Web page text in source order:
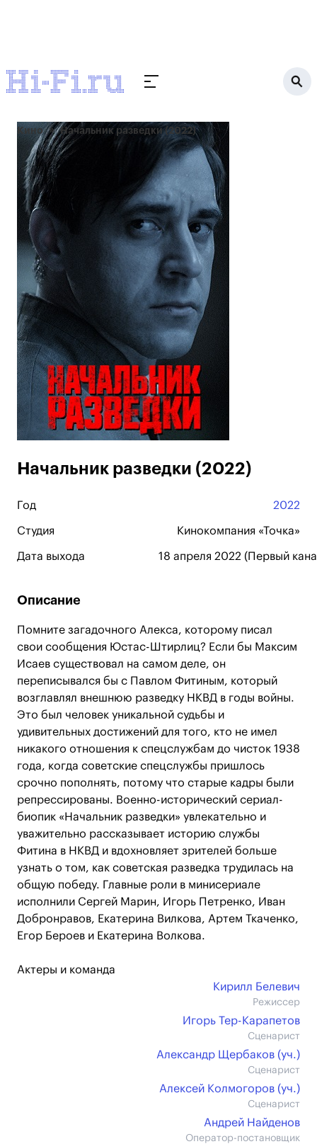
Кино Начальник разведки (2022)
Начальник разведки (2022)
Год 2022
Студия Кинокомпания «Точка»
Дата выхода 18 апреля 2022 (Первый
Описание
Помните загадочного Алекса, которому писал
свои сообщения Юстас-Штирлиц? Если бы Максим
Исаев существовал на самом деле, он
переписывался бы с Павлом Фитиным, который
возглавлял внешнюю разведку НКВД в годы войны.
Это был человек уникальной судьбы и
удивительных достижений для того, кто не имел
никакого отношения к спецслужбам до чисток 1938
года, когда советские спецслужбы пришлось
срочно пополнять, потому что старые кадры были
репрессированы. Военно-исторический сериал-
биопик «Начальник разведки» увлекательно и
уважительно рассказывает историю службы
Фитина в НКВД и вдохновляет зрителей больше
узнать о том, как советская разведка трудилась на
общую победу. Главные роли в минисериале
исполнили Сергей Марин, Игорь Петренко, Иван
Добронравов, Екатерина Вилкова, Артем Ткаченко,
Егор Бероев и Екатерина Волкова.
Актеры и команда
Кирилл Белевич
Режиссер
Игорь Тер-Карапетов
Сценарист
Александр Щербаков (уч.)
Сценарист
Алексей Колмогоров (уч.)
Сценарист
Андрей Найденов
Оператор-постановщик